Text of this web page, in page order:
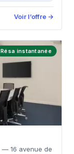
Voir l’offre →
Résa instantanée
— 16 avenue de